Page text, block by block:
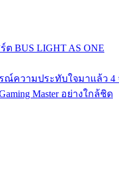
BUS LIGHT AS ONE
ณ์ความประทับใจมาแล้ว
Master อย่างใกล้ชิด